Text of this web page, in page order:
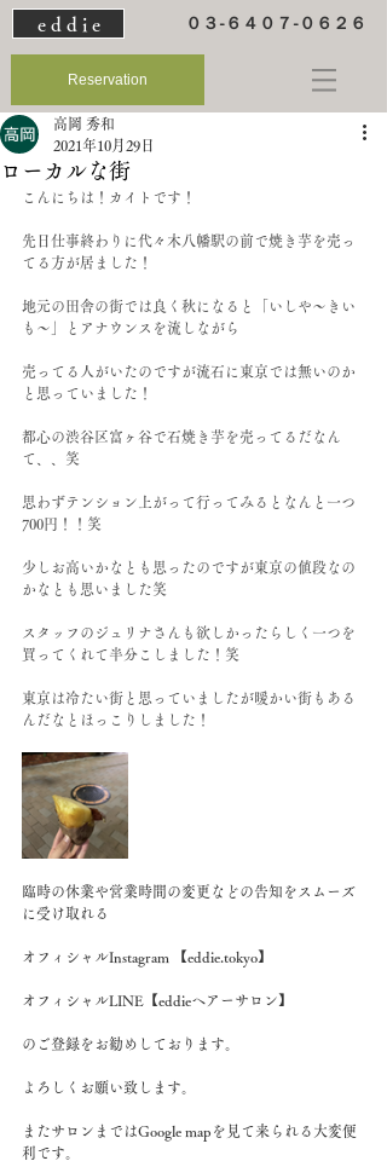
e d d i e ０３-６４０７-０６２６
Reservation
ローカルな街
高岡 秀和
2021年10月29日
こんにちは！カイトです！
先日仕事終わりに代々木八幡駅の前で焼き芋を売っ
てる方が居ました！
地元の田舎の街では良く秋になると「いしや～きい
も～」とアナウンスを流しながら
売ってる人がいたのですが流石に東京では無いのか
と思っていました！
都心の渋谷区富ヶ谷で石焼き芋を売ってるだなん
て、、笑
思わずテンション上がって行ってみるとなんと一つ
700円！！笑
少しお高いかなとも思ったのですが東京の値段なの
かなとも思いました笑
スタッフのジュリナさんも欲しかったらしく一つを
買ってくれて半分こしました！笑
東京は冷たい街と思っていましたが暖かい街もある
んだなとほっこりしました！
臨時の休業や営業時間の変更などの告知をスムーズ
に受け取れる
オフィシャルInstagram 【eddie.tokyo】
オフィシャルLINE【eddieヘアーサロン】
のご登録をお勧めしております。
よろしくお願い致します。
またサロンまではGoogle mapを見て来られる大変便
利です。